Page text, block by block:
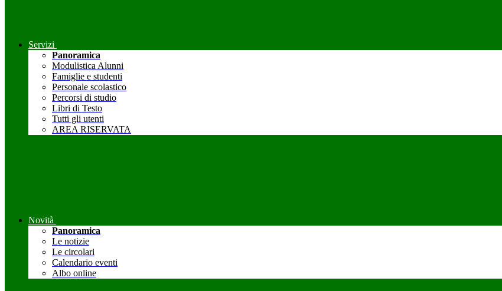
Servizi
Panoramica
Modulistica Alunni
Famiglie e studenti
Personale scolastico
Percorsi di studio
Libri di Testo
Tutti gli utenti
AREA RISERVATA
Novità
Panoramica
Le notizie
Le circolari
Calendario eventi
Albo online